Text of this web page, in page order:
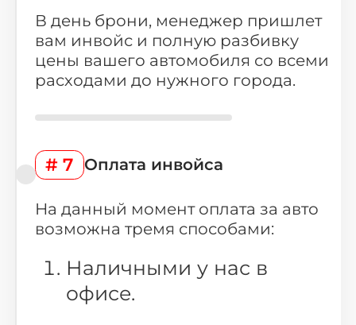
В день брони, менеджер пришлет
вам инвойс и полную разбивку
цены вашего автомобиля со всеми
расходами до нужного города.
# 7 Оплата инвойса
На данный момент оплата за авто
возможна тремя способами:
Наличными у нас в
офисе.
Ростов-на-Дону
Краснодар
Омск
Воронеж
Пермь
Волгоград
Саратов
Тюмень
Тольятти
Барнаул
Ижевск
Хабаровск
Владивосток